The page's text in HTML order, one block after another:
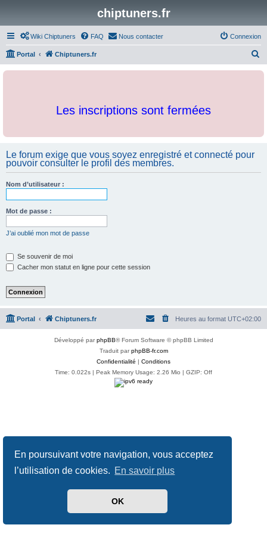
En poursuivant votre navigation, vous acceptez
l’utilisation de cookies. En savoir plus
OK
chiptuners.fr
Wiki Chiptuners FAQ Nous contacter Connexion
Portal Chiptuners.fr
c
Les inscriptions sont fermées
Le forum exige que vous soyez enregistré et connecté pour
pouvoir consulter le profil des membres.
Nom d’utilisateur :
Mot de passe :
J’ai oublié mon mot de passe
Se souvenir de moi
Cacher mon statut en ligne pour cette session
Portal Chiptuners.fr Heures au format UTC+02:00
Développé parphpBB® Forum Software © phpBB Limited
Traduit parphpBB-fr.com
Confidentialité | Conditions
Time: 0.022s | Peak Memory Usage: 2.26 Mio | GZIP: Off